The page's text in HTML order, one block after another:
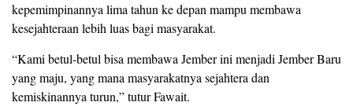
kepemimpinannya lima tahun ke depan mampu membawa
kesejahteraan lebih luas bagi masyarakat.
“Kami betul-betul bisa membawa Jember ini menjadi Jember Baru
yang maju, yang mana masyarakatnya sejahtera dan
kemiskinannya turun,” tutur Fawait.